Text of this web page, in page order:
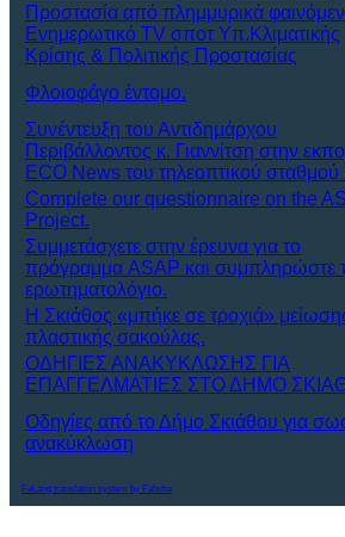
Προστασία από πλημμυρικά
Ενημερωτικό TV σποτ Υπ.Κλιματικής
Κρίσης & Πολιτικής Προστασίας
Φλοιοφάγο έντομο.
Συνέντευξη του Αντιδημάρχου
Περιβάλλοντος κ. Γιαννίτση στην
ECO News του τηλεοπτικού σταθμού
Complete our questionnaire on the
Project.
Συμμετάσχετε στην έρευνα για το
πρόγραμμα ASAP και συμπληρώστε
ερωτηματολόγιο.
Η Σκιάθος «μπήκε σε τροχιά»
πλαστικής σακούλας.
ΟΔΗΓΙΕΣ ΑΝΑΚΥΚΛΩΣΗΣ ΓΙΑ
ΕΠΑΓΓΕΛΜΑΤΙΕΣ ΣΤΟ ΔΗΜΟ
Οδηγίες από το Δήμο Σκιάθου για
ανακύκλωση
FaLang translation system by Faboba